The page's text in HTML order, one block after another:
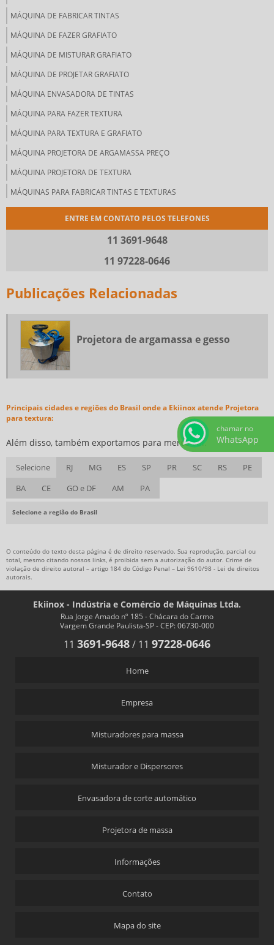
MÁQUINA DE FABRICAR TINTAS
MÁQUINA DE FAZER GRAFIATO
MÁQUINA DE MISTURAR GRAFIATO
MÁQUINA DE PROJETAR GRAFIATO
MÁQUINA ENVASADORA DE TINTAS
MÁQUINA PARA FAZER TEXTURA
MÁQUINA PARA TEXTURA E GRAFIATO
MÁQUINA PROJETORA DE ARGAMASSA PREÇO
MÁQUINA PROJETORA DE TEXTURA
MÁQUINAS PARA FABRICAR TINTAS E TEXTURAS
MÁQUINAS PARA TINTAS E TEXTURAS
MISTURADOR DE TINTA INDUSTRIAL
MISTURADOR INDUSTRIAL
MISTURADOR PARA MASSA CORRIDA
MISTURADOR VERTICAL
MISTURADORES E AGITADORES INDUSTRIAIS
PROJETOR DE ARGAMASSA PREÇO
PROJETORA DE ARGAMASSA E GESSO
PROJETORA PARA TEXTURA
ENTRE EM CONTATO PELOS TELEFONES
11 3691-9648
11 97228-0646
Publicações Relacionadas
Projetora de argamassa e gesso
Principais cidades e regiões do Brasil onde a Ekiinox atende Projetora
para textura:
Além disso, também exportamos para merco sul.
Selecione RJ MG ES SP PR SC RS
PE
BA
CE GO e DF AM PA
Selecione a região do Brasil
O conteúdo do texto desta página é de direito reservado. Sua reprodução, parcial ou
total, mesmo citando nossos links, é proibida sem a autorização do autor. Crime de
violação de direito autoral – artigo 184 do Código Penal – Lei 9610/98 - Lei de direitos
autorais.
Ekiinox - Indústria e Comércio de Máquinas Ltda.
Rua Jorge Amado nº 185 - Chácara do Carmo
Vargem Grande Paulista-SP - CEP: 06730-000
11 3691-9648/ 11 97228-0646
Home
Empresa
Misturadores para massa
Misturador e Dispersores
Envasadora de corte automático
Projetora de massa
Informações
Contato
Mapa do site
chamar no
WhatsApp